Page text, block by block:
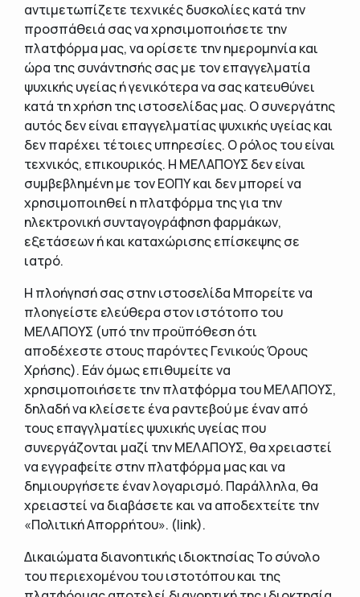
αντιμετωπίζετε τεχνικές δυσκολίες κατά την
προσπάθειά σας να χρησιμοποιήσετε την
πλατφόρμα μας, να ορίσετε την ημερομηνία και
ώρα της συνάντησής σας με τον επαγγελματία
ψυχικής υγείας ή γενικότερα να σας κατευθύνει
κατά τη χρήση της ιστοσελίδας μας. Ο συνεργάτης
αυτός δεν είναι επαγγελματίας ψυχικής υγείας και
δεν παρέχει τέτοιες υπηρεσίες. Ο ρόλος του είναι
τεχνικός, επικουρικός. Η ΜΕΛΑΠΟΥΣ δεν είναι
συμβεβλημένη με τον ΕΟΠΥ και δεν μπορεί να
χρησιμοποιηθεί η πλατφόρμα της για την
ηλεκτρονική συνταγογράφηση φαρμάκων,
εξετάσεων ή και καταχώρισης επίσκεψης σε
ιατρό.
Η πλοήγησή σας στην ιστοσελίδα Μπορείτε να
πλοηγείστε ελεύθερα στον ιστότοπο του
ΜΕΛΑΠΟΥΣ (υπό την προϋπόθεση ότι
αποδέχεστε στους παρόντες Γενικούς Όρους
Χρήσης). Εάν όμως επιθυμείτε να
χρησιμοποιήσετε την πλατφόρμα του ΜΕΛΑΠΟΥΣ,
δηλαδή να κλείσετε ένα ραντεβού με έναν από
τους επαγγλματίες ψυχικής υγείας που
συνεργάζονται μαζί την ΜΕΛΑΠΟΥΣ, θα χρειαστεί
να εγγραφείτε στην πλατφόρμα μας και να
δημιουργήσετε έναν λογαρισμό. Παράλληλα, θα
χρειαστεί να διαβάσετε και να αποδεχτείτε την
«Πολιτική Απορρήτου». (link).
Δικαιώματα διανοητικής ιδιοκτησίας Το σύνολο
του περιεχομένου του ιστοτόπου και της